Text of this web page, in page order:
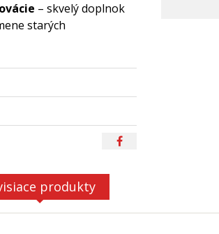
– skvelý doplnok
starých
produkty